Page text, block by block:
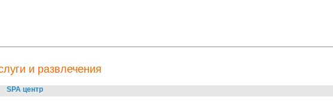
и развлечения
SPA центр